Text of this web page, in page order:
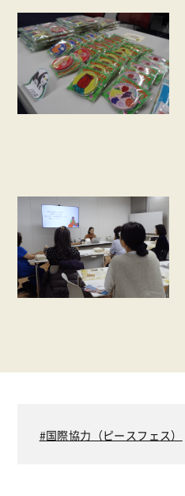
ぱる★キッズ
パルシステムでんき
広報
復興支援
陽だまり
地場野菜
食の安全
食育
2016年
2015年
2014年
2013年
国際協力（ピースフェス）